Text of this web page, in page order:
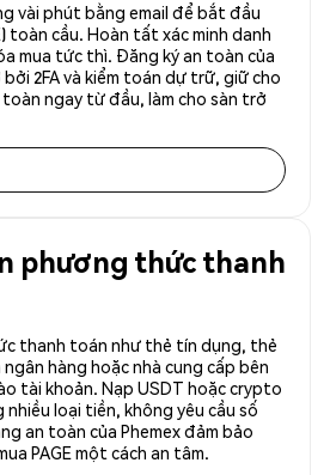
vài phút bằng email để bắt đầu
toàn cầu. Hoàn tất xác minh danh
mua tức thì. Đăng ký an toàn của
2FA và kiểm toán dự trữ, giữ cho
ngay từ đầu, làm cho sàn trở
phương thức thanh
thanh toán như thẻ tín dụng, thẻ
hàng hoặc nhà cung cấp bên
tài khoản. Nạp USDT hoặc crypto
loại tiền, không yêu cầu số
an toàn của Phemex đảm bảo
PAGE một cách an tâm.